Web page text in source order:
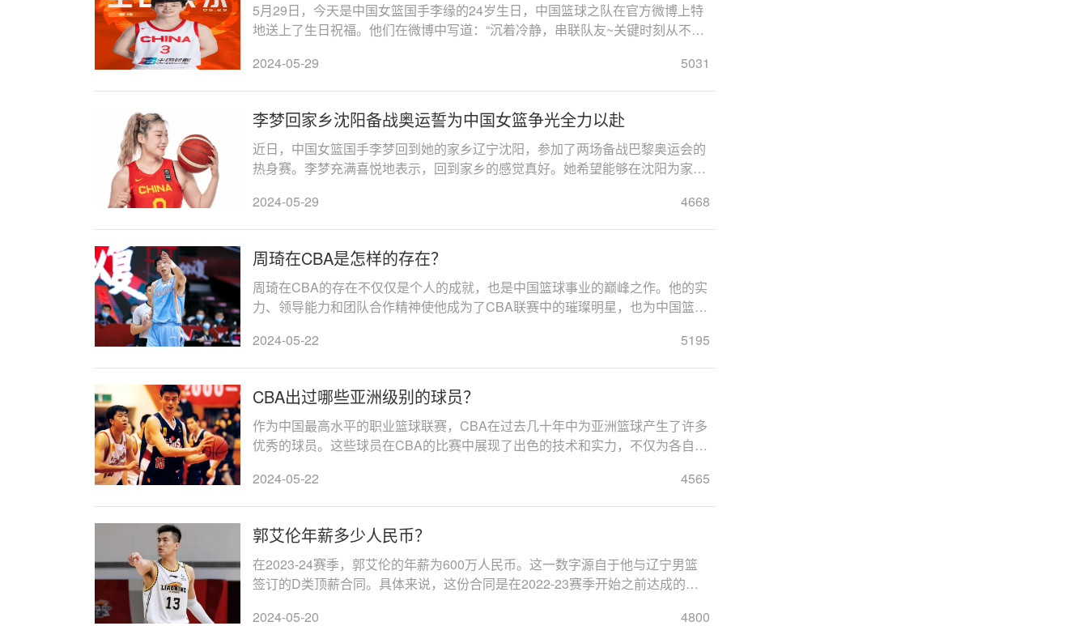
5月29日，今天是中国女篮国手李缘的24岁生日，中国篮球之队在官方微博上特
地送上了生日祝福。他们在微博中写道：“沉着冷静，串联队友~关键时刻从不手
2024-05-29 5031
李梦回家乡沈阳备战奥运誓为中国女篮争光全力以赴
近日，中国女篮国手李梦回到她的家乡辽宁沈阳，参加了两场备战巴黎奥运会的
热身赛。李梦充满喜悦地表示，回到家乡的感觉真好。她希望能够在沈阳为家乡
2024-05-29 4668
周琦在CBA是怎样的存在？
周琦在CBA的存在不仅仅是个人的成就，也是中国篮球事业的巅峰之作。他的实
力、领导能力和团队合作精神使他成为了CBA联赛中的璀璨明星，也为中国篮球
2024-05-22 5195
CBA出过哪些亚洲级别的球员？
作为中国最高水平的职业篮球联赛，CBA在过去几十年中为亚洲篮球产生了许多
优秀的球员。这些球员在CBA的比赛中展现了出色的技术和实力，不仅为各自的
2024-05-22 4565
郭艾伦年薪多少人民币？
在2023-24赛季，郭艾伦的年薪为600万人民币。这一数字源自于他与辽宁男篮
签订的D类顶薪合同。具体来说，这份合同是在2022-23赛季开始之前达成的，
2024-05-20 4800